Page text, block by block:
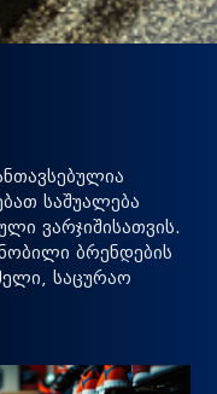
საშუალება
ვარჯიშისათვის.
ბრენდების
საცურაო